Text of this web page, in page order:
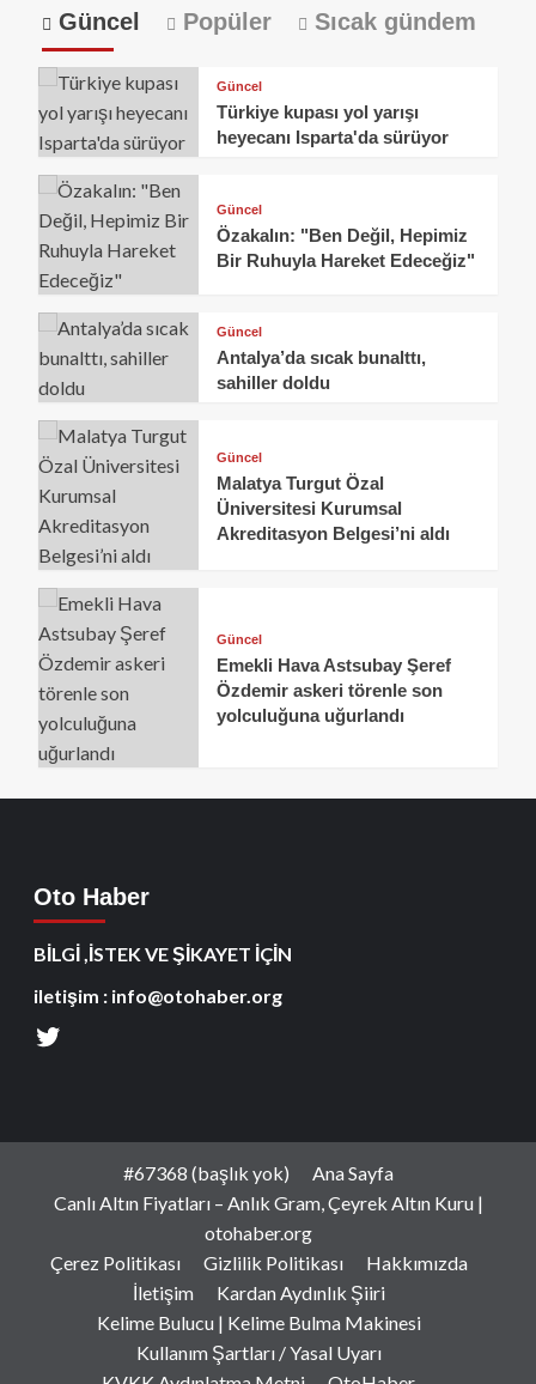
Güncel Popüler Sıcak gündem
Güncel
Türkiye kupası yol yarışı
heyecanı Isparta'da sürüyor
Güncel
Özakalın: "Ben Değil, Hepimiz
Bir Ruhuyla Hareket Edeceğiz"
Güncel
Antalya’da sıcak bunalttı,
sahiller doldu
Güncel
Malatya Turgut Özal
Üniversitesi Kurumsal
Akreditasyon Belgesi’ni aldı
Güncel
Emekli Hava Astsubay Şeref
Özdemir askeri törenle son
yolculuğuna uğurlandı
Oto Haber
BİLGİ ,İSTEK VE ŞİKAYET İÇİN
iletişim : info@otohaber.org
#67368 (başlık yok)
Ana Sayfa
Canlı Altın Fiyatları – Anlık Gram, Çeyrek Altın Kuru |
otohaber.org
Çerez Politikası
Gizlilik Politikası
Hakkımızda
İletişim
Kardan Aydınlık Şiiri
Kelime Bulucu | Kelime Bulma Makinesi
Kullanım Şartları / Yasal Uyarı